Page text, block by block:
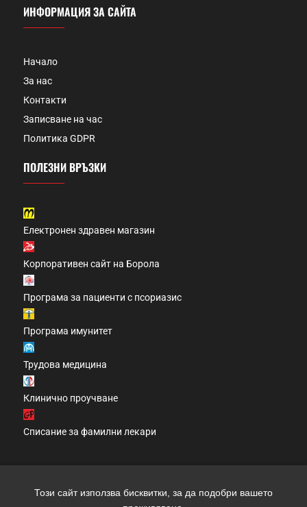
ИНФОРМАЦИЯ ЗА САЙТА
Начало
За нас
Контакти
Записване на час
Политика GDPR
ПОЛЕЗНИ ВРЪЗКИ
Електронен здравен магазин
Корпоративен сайт на Борола
Програма за пациенти с псориазис
Програма имунитет
Трудова медицина
Клинично проучване
Списание за фамилни лекари
Copyright 2026 clinic.bg | Всички права запазени | Уеб
Този сайт използва бисквитки, за да подобри вашето